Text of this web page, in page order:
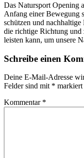
Das Natursport Opening
Anfang einer Bewegung
schützen und
die richtige Richtung und
leisten kann, um unsere
Schreibe einen
Deine E-Mail-Adresse
Felder sind mit * markiert
Kommentar *